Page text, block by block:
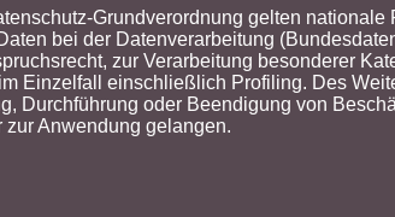
Grundverordnung gelten
bei der Datenverarbeitung
zur Verarbeitung besonderer
Einzelfall einschließlich Profiling. Des
Durchführung oder Beendigung von
Anwendung gelangen.